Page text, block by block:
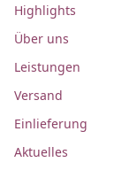
Highlights
Über uns
Leistungen
Versand
Einlieferung
Aktuelles